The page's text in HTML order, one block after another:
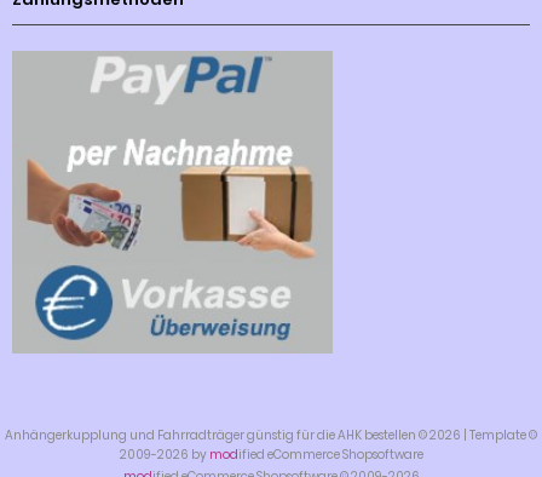
Anhängerkupplung und Fahrradträger günstig für die AHK bestellen © 2026 | Template ©
2009-2026 by modified eCommerce Shopsoftware